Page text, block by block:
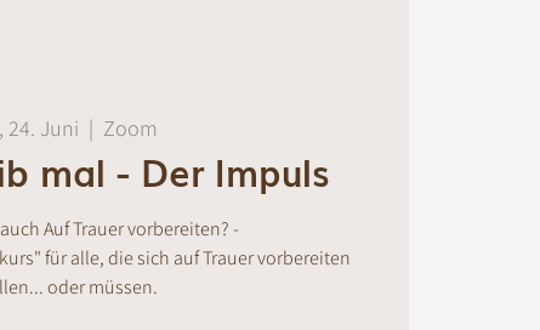
24. Juni
  |
Zoom
mal - Der Impuls
Auf Trauer vorbereiten? -
für alle, die sich auf Trauer vorbereiten
oder müssen.